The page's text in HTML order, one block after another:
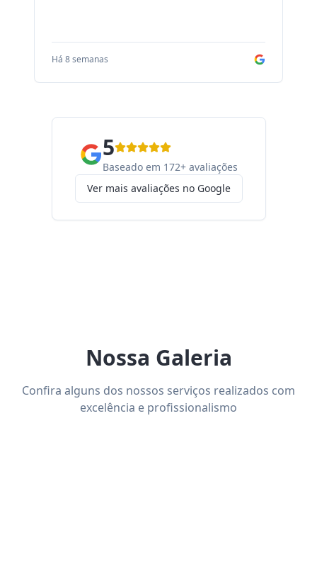
Há 8 semanas
5
Baseado em 172+ avaliações
Ver mais avaliações no Google
Nossa Galeria
Confira alguns dos nossos serviços realizados com
excelência e profissionalismo